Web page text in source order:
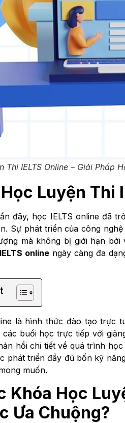
Thi IELTS Online – Giải Pháp
Luyện Thi
đây, học IELTS online đã
Sự phát triển của công
mà không bị giới hạn
onlinengày càng đa
là hình thức đào tạo trực
buổi học trực tiếp với
hồi chi tiết về quá trình
phát triển đầy đủ bốn kỹ
muốn.
Khóa Học
Ưa Chuộng?